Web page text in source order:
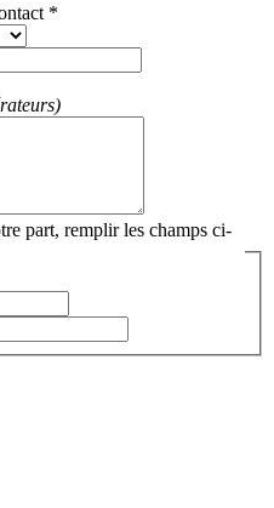
*
part, remplir les champs ci-